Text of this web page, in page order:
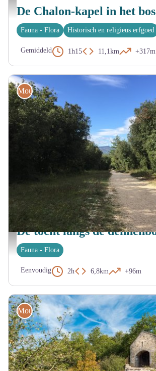
Fauna - Flora Historisch en religieus erfgoed
Gemiddeld 1h15 11,1km +317m
Vue sur la Dent de Rez - OT GAPA
Mountainbike
BOURG-SAINT-ANDEOL
Fauna - Flora
Eenvoudig 2h 6,8km +96m
Mountainbike